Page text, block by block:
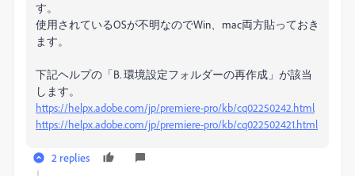
す。
使用されているOSが不明なのでWin、mac両方貼っておき
ます。
下記ヘルプの「B. 環境設定フォルダーの再作成」が該当
します。
https://helpx.adobe.com/jp/premiere-pro/kb/cq02250242.html
https://helpx.adobe.com/jp/premiere-pro/kb/cq022502421.html
2 replies